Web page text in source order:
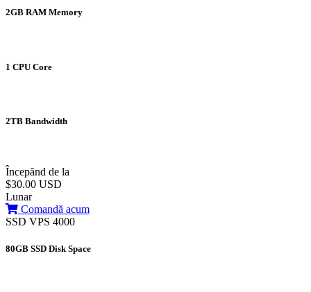
2GB RAM Memory
1 CPU Core
2TB Bandwidth
Începănd de la
$30.00 USD
Lunar
Comandă acum
SSD VPS 4000
80GB SSD Disk Space